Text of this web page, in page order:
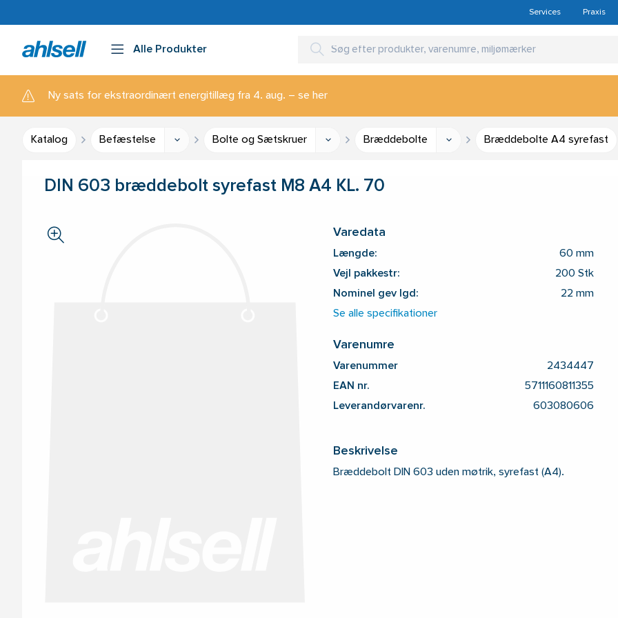
Services Praxis
Alle Produkter
Ny sats for ekstraordinært energitillæg fra 4. aug. – se her
Katalog Befæstelse Bolte og Sætskruer Bræddebolte Bræddebolte A4 syrefast
DIN 603 bræddebolt syrefast M8 A4 KL. 70
Varedata
Længde: 60 mm
Vejl pakkestr: 200 Stk
Nominel gev lgd: 22 mm
Se alle specifikationer
Varenumre
Varenummer 2434447
EAN nr. 5711160811355
Leverandørvarenr. 603080606
Beskrivelse
Bræddebolt DIN 603 uden møtrik, syrefast (A4).